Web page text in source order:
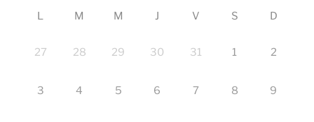
L M M J V S D
27 28 29 30 31 1 2
3 4 5 6 7 8 9